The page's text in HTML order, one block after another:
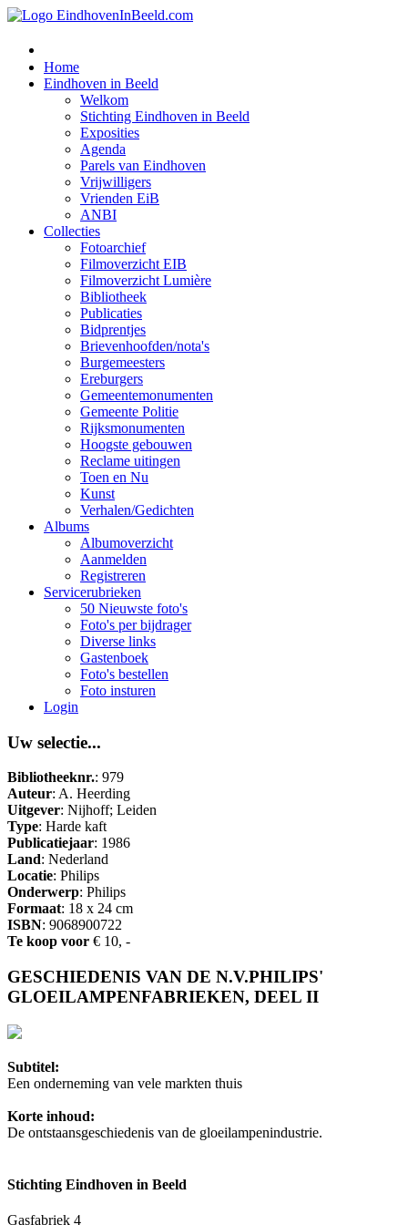
Home
Eindhoven in Beeld
Welkom
Stichting Eindhoven in Beeld
Exposities
Agenda
Parels van Eindhoven
Vrijwilligers
Vrienden EiB
ANBI
Collecties
Fotoarchief
Filmoverzicht EIB
Filmoverzicht Lumière
Bibliotheek
Publicaties
Bidprentjes
Brievenhoofden/nota's
Burgemeesters
Ereburgers
Gemeentemonumenten
Gemeente Politie
Rijksmonumenten
Hoogste gebouwen
Reclame uitingen
Toen en Nu
Kunst
Verhalen/Gedichten
Albums
Albumoverzicht
Aanmelden
Registreren
Servicerubrieken
50 Nieuwste foto's
Foto's per bijdrager
Diverse links
Gastenboek
Foto's bestellen
Foto insturen
Login
Uw selectie...
Bibliotheeknr.: 979
Auteur: A. Heerding
Uitgever: Nijhoff; Leiden
Type: Harde kaft
Publicatiejaar: 1986
Land: Nederland
Locatie: Philips
Onderwerp: Philips
Formaat: 18 x 24 cm
ISBN: 9068900722
Te koop voor € 10, -
GESCHIEDENIS VAN DE N.V.PHILIPS'
GLOEILAMPENFABRIEKEN, DEEL II
Subtitel:
Een onderneming van vele markten thuis
Korte inhoud:
De ontstaansgeschiedenis van de gloeilampenindustrie.
Stichting Eindhoven in Beeld
Gasfabriek 4